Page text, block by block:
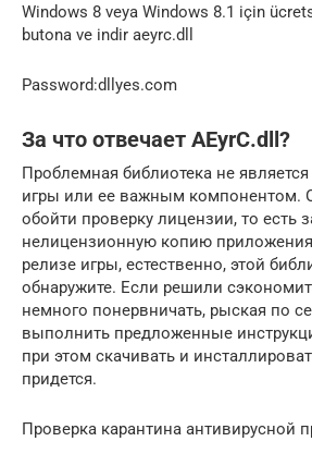
Windows 8 veya Windows 8.1 için
butona ve indir aeyrc.dll
Password:dllyes.com
За что отвечает AEyrC.dll?
Проблемная библиотека не
игры или ее важным компонентом.
обойти проверку лицензии, то есть
нелицензионную копию
релизе игры, естественно, этой
обнаружите. Если решили
немного понервничать, рыская по
выполнить предложенные
при этом скачивать и
придется.
Проверка карантина антивирусной